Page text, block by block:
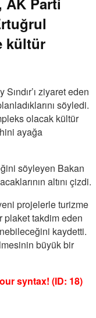
kültür
ziyaret eden
söyledi.
olacak kültür
ayağa
söyleyen Bakan
altını çizdi.
projelerle turizme
plaket takdim eden
kaydetti.
büyük bir
syntax! (ID: 18)